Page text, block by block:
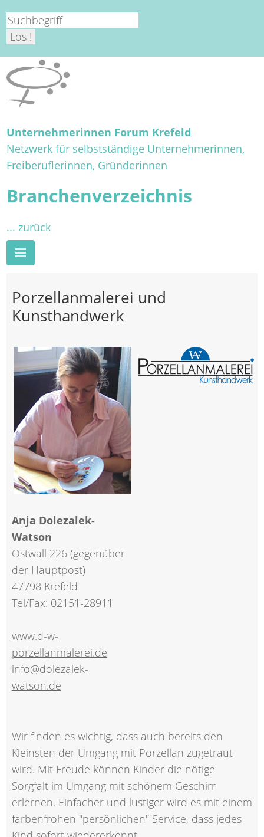
Unternehmerinnen Forum Krefeld
Netzwerk für selbstständige Unternehmerinnen,
Freiberuflerinnen, Gründerinnen
Branchenverzeichnis
... zurück
Porzellanmalerei und
Kunsthandwerk
Anja Dolezalek-
Watson
Ostwall 226 (gegenüber
der Hauptpost)
47798 Krefeld
Tel/Fax: 02151-28911
www.d-w-
porzellanmalerei.de
info@dolezalek-
watson.de
Wir finden es wichtig, dass auch bereits den
Kleinsten der Umgang mit Porzellan zugetraut
wird. Mit Freude können Kinder die nötige
Sorgfalt im Umgang mit schönem Geschirr
erlernen. Einfacher und lustiger wird es mit einem
farbenfrohen "persönlichen" Service, dass jedes